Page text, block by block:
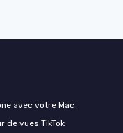
avec votre Mac
de vues TikTok